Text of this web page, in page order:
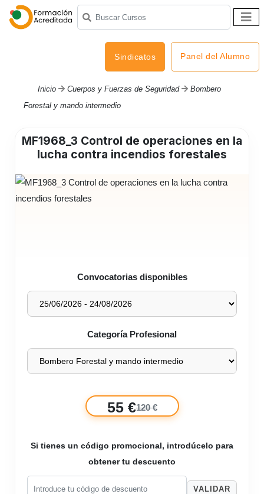
Sindicatos Panel del Alumno
Inicio Cuerpos y Fuerzas de Seguridad
Bombero
Forestal y mando intermedio
MF1968_3 Control de operaciones en la
lucha contra incendios forestales
Convocatorias disponibles
Categoría Profesional
55 €120 €
Si tienes un código promocional, introdúcelo para
obtener tu descuento
VALIDAR